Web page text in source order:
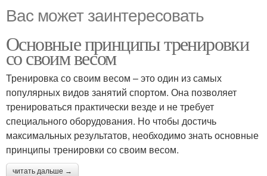
Вас может заинтересовать
Основные принципы тренировки
со своим весом
Тренировка со своим весом – это один из самых
популярных видов занятий спортом. Она позволяет
тренироваться практически везде и не требует
специального оборудования. Но чтобы достичь
максимальных результатов, необходимо знать основные
принципы тренировки со своим весом.
читать дальше →